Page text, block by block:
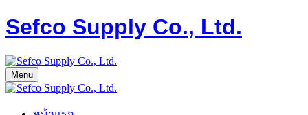
Sefco Supply Co., Ltd.
Menu